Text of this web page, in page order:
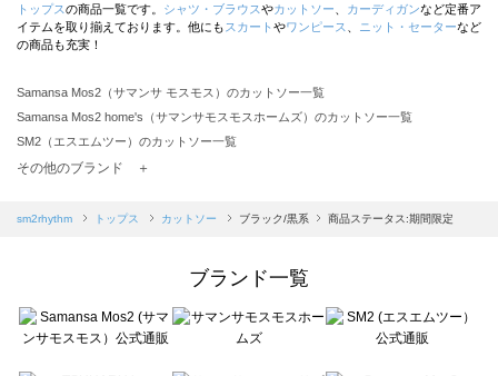
トップスの商品一覧です。 シャツ・ブラウスやカットソー カーディガンなど定番ア
イテムを取り揃えております。他にも スカート やワンピース ニット・セーターなど
の商品も充実！
Samansa Mos2（サマンサ モスモス）のカットソー一覧
Samansa Mos2 home's（サマンサモスモスホームズ）のカットソー一覧
SM2（エスエムツー）のカットソー一覧
TSUHARU by Samansa Mos2（ツハルバイサマンサモスモス）のカットソー一覧
Samansa Mos2 blue（サマンサモスモス ブルー）のカットソー一覧
sō4ū（ソウフォーユー）のカットソー一覧
Te chichi（テチチ）のカットソー一覧
Te chichi CLASSIC（テチチ クラシック）のカットソー一覧
その他のブランド ＋
sm2rhythm トップス カットソー ブラック/黒系 商品ステータス:期間限定
ブランド一覧